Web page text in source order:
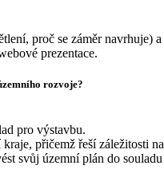
proč se záměr
prezentace.
rozvoje?
pro výstavbu.
přičemž řeší záležitosti
svůj územní plán do